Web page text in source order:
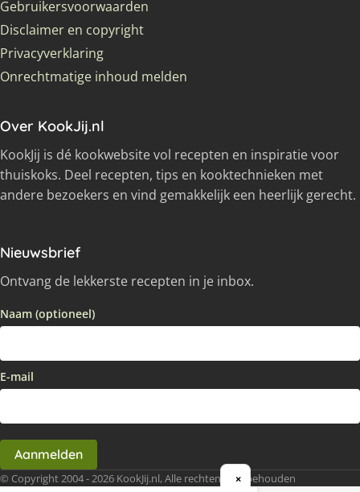
Gebruikersvoorwaarden
Disclaimer en copyright
Privacyverklaring
Onrechtmatige inhoud melden
Over KookJij.nl
KookJij is dé kookwebsite vol recepten en inspiratie voor
thuiskoks. Deel recepten, tips en kooktechnieken met
andere bezoekers en vind gemakkelijk een heerlijk gerecht.
Nieuwsbrief
Ontvang de lekkerste recepten in je inbox.
Naam (optioneel)
E-mail
Aanmelden
© Copyright 2004 - 2026 KookJij.nl, Alle rechten voorbehouden
×